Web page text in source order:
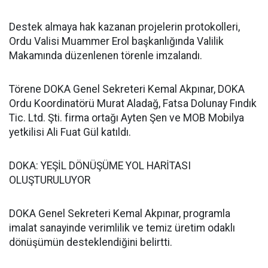
Destek almaya hak kazanan projelerin protokolleri,
Ordu Valisi Muammer Erol başkanlığında Valilik
Makamında düzenlenen törenle imzalandı.
Törene DOKA Genel Sekreteri Kemal Akpınar, DOKA
Ordu Koordinatörü Murat Aladağ, Fatsa Dolunay Fındık
Tic. Ltd. Şti. firma ortağı Ayten Şen ve MOB Mobilya
yetkilisi Ali Fuat Gül katıldı.
DOKA: YEŞİL DÖNÜŞÜME YOL HARİTASI
OLUŞTURULUYOR
DOKA Genel Sekreteri Kemal Akpınar, programla
imalat sanayinde verimlilik ve temiz üretim odaklı
dönüşümün desteklendiğini belirtti.